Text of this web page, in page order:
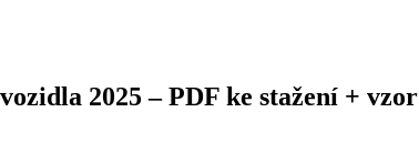
2025 – PDF ke stažení + vzor